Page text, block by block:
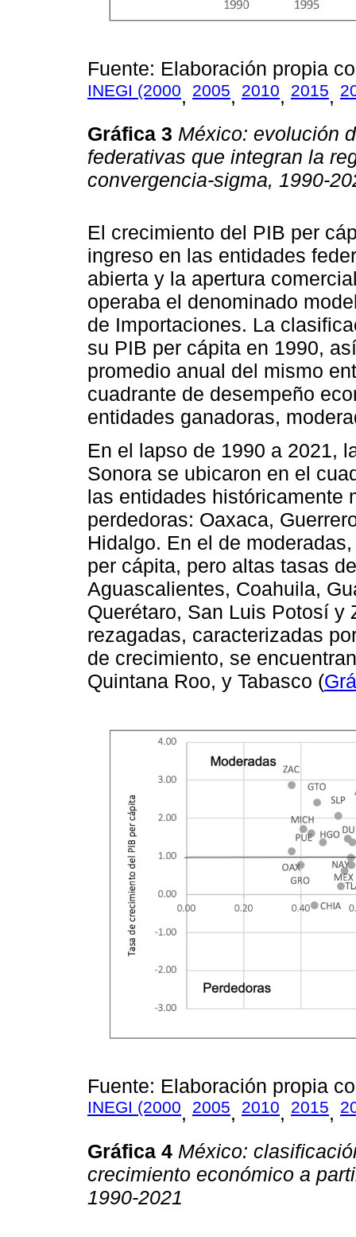
Fuente: Elaboración propia
INEGI (2000, 2005, 2010, 2015,
Gráfica 3 México: evolución
federativas que integran la
convergencia-sigma, 1990-
El crecimiento del PIB per
ingreso en las entidades
abierta y la apertura
operaba el denominado
de Importaciones. La
su PIB per cápita en 1990,
promedio anual del mismo
cuadrante de desempeño
entidades ganadoras,
En el lapso de 1990 a 2021,
Sonora se ubicaron en el
las entidades históricamente
perdedoras: Oaxaca,
Hidalgo. En el de
per cápita, pero altas tasas
Aguascalientes, Coahuila,
Querétaro, San Luis Potosí y
rezagadas, caracterizadas
de crecimiento, se
Quintana Roo, y Tabasco (
Fuente: Elaboración propia
INEGI (2000, 2005, 2010, 2015,
Gráfica 4 México:
crecimiento económico a
1990-2021